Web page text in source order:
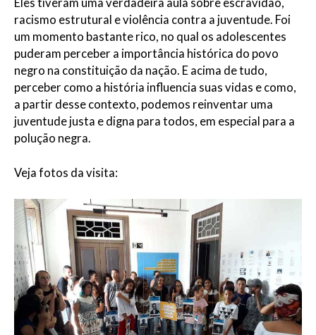
Eles tiveram uma verdadeira aula sobre escravidão,
racismo estrutural e violência contra a juventude. Foi
um momento bastante rico, no qual os adolescentes
puderam perceber a importância histórica do povo
negro na constituição da nação. E acima de tudo,
perceber como a história influencia suas vidas e como,
a partir desse contexto, podemos reinventar uma
juventude justa e digna para todos, em especial para a
polução negra.
Veja fotos da visita: